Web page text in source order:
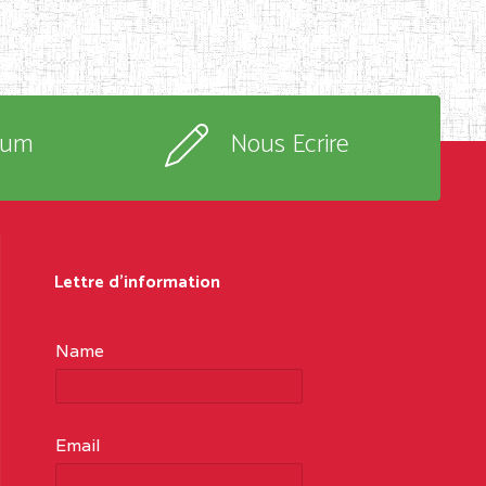
Nous Ecrire
Lettre d'information
Name
Email